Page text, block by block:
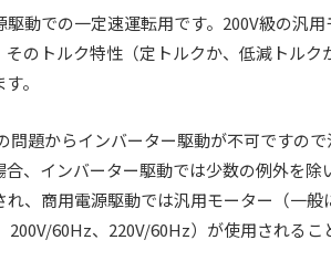
動での一定速運転用です。200V級の汎用
のトルク特性（定トルクか、低減トルク
。
問題からインバーター駆動が不可ですの
、インバーター駆動では少数の例外を除
、商用電源駆動では汎用モーター（一般
60Hz、220V/60Hz）が使用されるこ